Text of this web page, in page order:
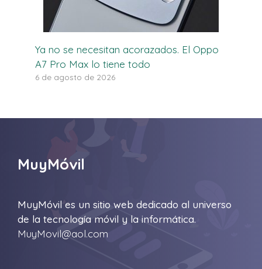
Ya no se necesitan acorazados. El Oppo
A7 Pro Max lo tiene todo
6 de agosto de 2026
MuyMóvil
MuyMóvil es un sitio web dedicado al universo
de la tecnología móvil y la informática.
MuyMovil@aol.com